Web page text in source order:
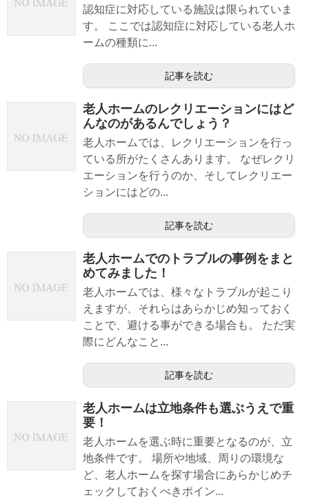
認知症に対応している施設は限られていま
す。 ここでは認知症に対応している老人ホ
ームの種類に...
記事を読む
老人ホームのレクリエーションにはど
んなのがあるんでしょう？
老人ホームでは、レクリエーションを行っ
ている所がたくさんあります。 なぜレクリ
エーションを行うのか、そしてレクリエー
ションにはどの...
記事を読む
老人ホームでのトラブルの事例をまと
めてみました！
老人ホームでは、様々なトラブルが起こり
えますが、それらはあらかじめ知っておく
ことで、避ける事ができる場合も。 ただ実
際にどんなこと...
記事を読む
老人ホームは立地条件も選ぶうえで重
要！
老人ホームを選ぶ時に重要となるのが、立
地条件です。 場所や地域、周りの環境な
ど、老人ホームを探す場合にあらかじめチ
ェックしておくべきポイン...